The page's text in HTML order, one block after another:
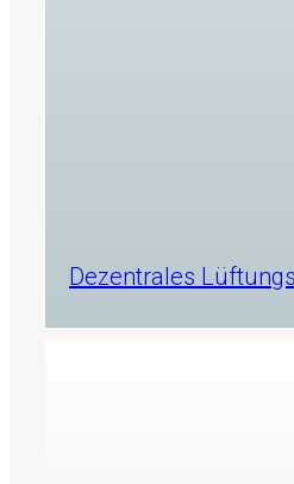
Dezentrales